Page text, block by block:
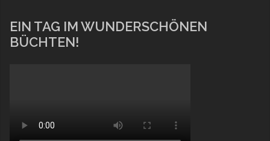
EIN TAG IM WUNDERSCHÖNEN
BÜCHTEN!